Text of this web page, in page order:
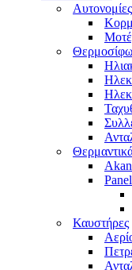
Αυτονομίες
Panel
Καυστήρες